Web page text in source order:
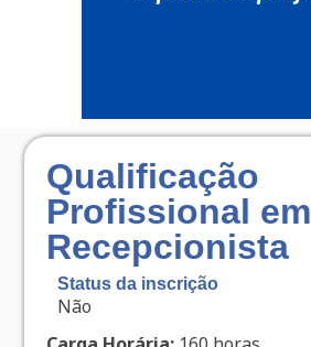
Qualificação
Profissional em
Recepcionista
Status da inscrição
Não